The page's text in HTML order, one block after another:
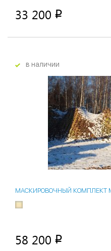
33 200 p
в наличии
МАСКИРОВОЧНЫЙ КОМПЛЕКТ
58 200 p